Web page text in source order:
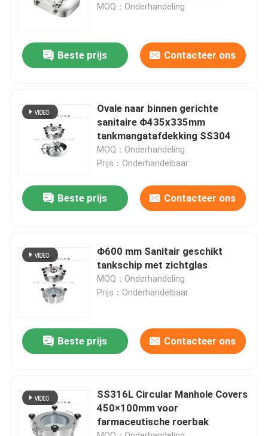
Producten
Over ons
Kwaliteitscontrole
Nieuws
Offerte Aanvragen
Sanitaire Diafragmaklep
buiten openend
MOQ：Onderhandeling
Beste prijs Contacteer ons
Ovale naar binnen gerichte
sanitaire Φ435x335mm
tankmangatafdekking SS304
MOQ：Onderhandeling
Prijs：Onderhandelbaar
Beste prijs Contacteer ons
Φ600 mm Sanitair geschikt
tankschip met zichtglas
MOQ：Onderhandeling
Prijs：Onderhandelbaar
Beste prijs Contacteer ons
SS316L Circular Manhole Covers
450×100mm voor
farmaceutische roerbak